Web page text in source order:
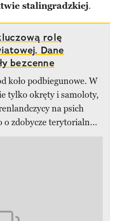
stalingradzkiej.
rolę
Dane
bezcenne
koło podbiegunowe. W
tylko okręty i samoloty,
na psich
o zdobycze terytorialn...